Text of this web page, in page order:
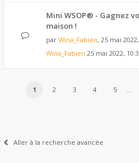
Mini WSOP® - Gagnez
maison !
par Wina_Fabien, 25 mai
Wina_Fabien 25 mai 2022,
1 2 3 4 5 …
Aller à la recherche avancée